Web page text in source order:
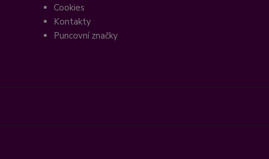
Cookies
Kontakty
Puncovní značky